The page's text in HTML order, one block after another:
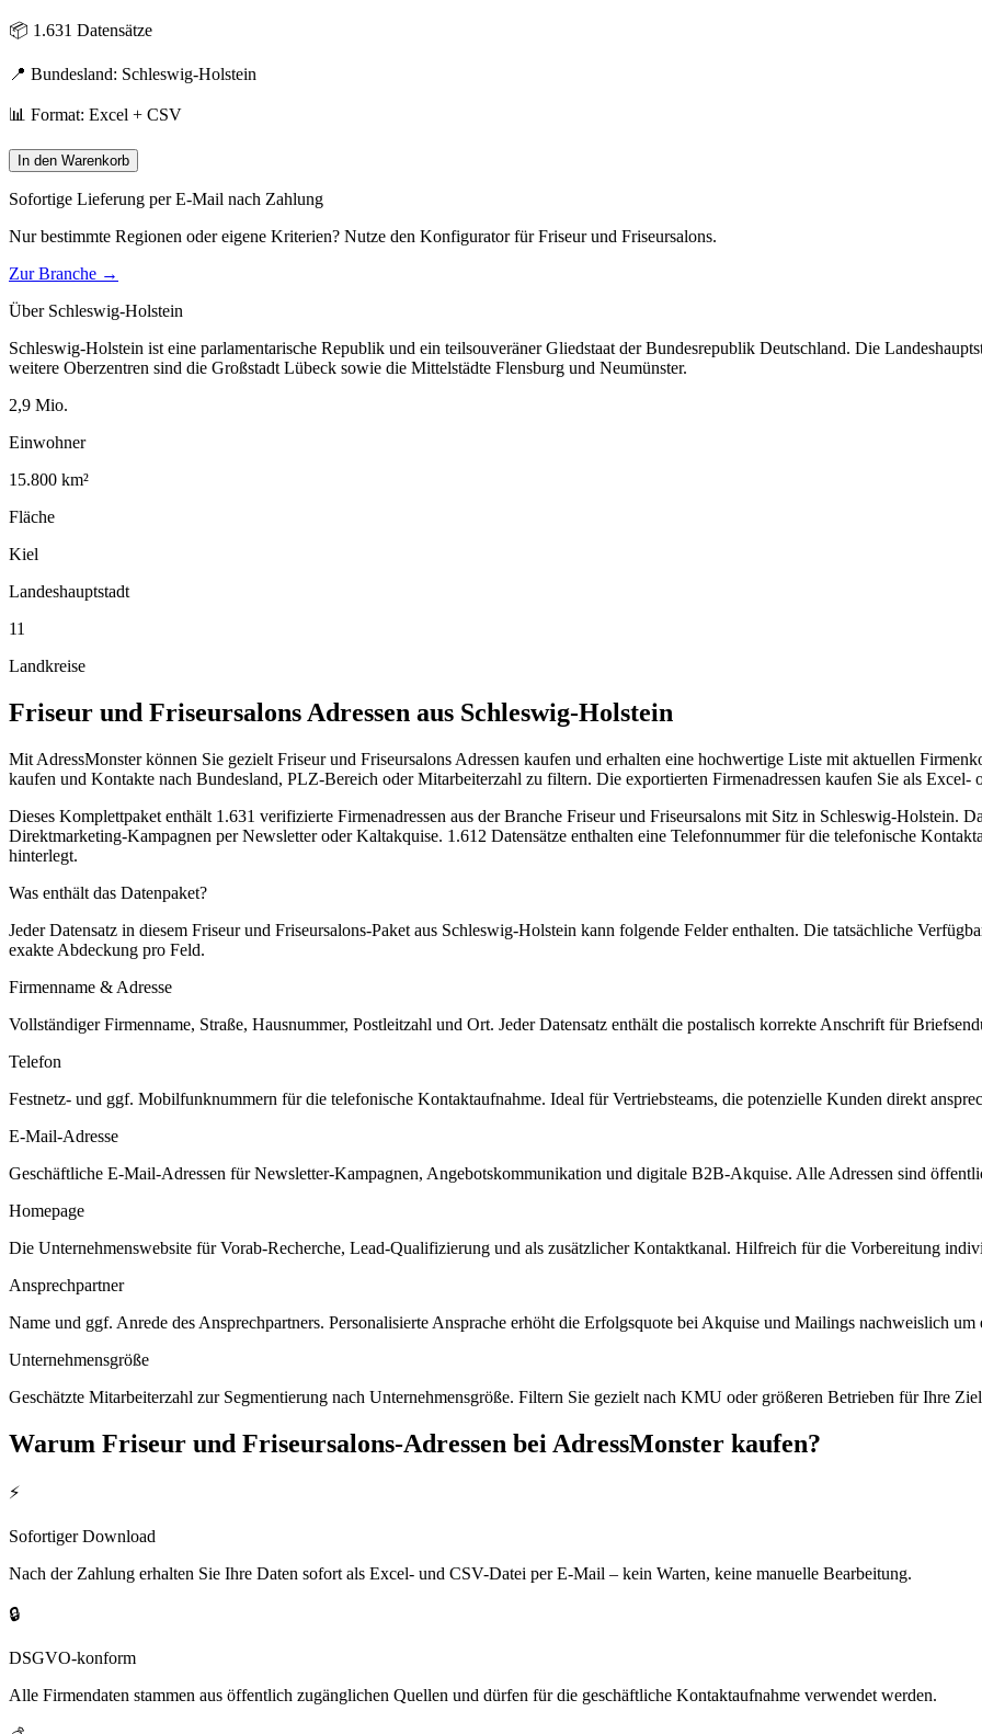
📦 1.631 Datensätze
📍 Bundesland: Schleswig-Holstein
📊 Format: Excel + CSV
In den Warenkorb
Sofortige Lieferung per E-Mail nach Zahlung
Nur bestimmte Regionen oder eigene Kriterien? Nutze den Konfigurator fürFriseur und Friseursalons.
Zur Branche →
Über Schleswig-Holstein
Schleswig-Holstein ist eine parlamentarische Republik und ein teilsouveräner Gliedstaat der Bundesrepublik Deutschland. Die
weitere Oberzentren sind die Großstadt Lübeck sowie die Mittelstädte Flensburg und Neumünster.
2,9 Mio.
Einwohner
15.800 km²
Fläche
Kiel
Landeshauptstadt
11
Landkreise
Friseur und Friseursalons Adressen aus Schleswig-Holstein
Mit AdressMonster können Sie gezielt Friseur und Friseursalons Adressen kaufen und erhalten eine hochwertige Liste mit aktuellen
kaufen und Kontakte nach Bundesland, PLZ-Bereich oder Mitarbeiterzahl zu filtern. Die exportierten Firmenadressen kaufen Sie als
Dieses Komplettpaket enthält 1.631 verifizierte Firmenadressen aus der Branche Friseur und Friseursalons mit Sitz in Schleswig-Holstein.
Direktmarketing-Kampagnen per Newsletter oder Kaltakquise. 1.612 Datensätze enthalten eine Telefonnummer für die telefonische
hinterlegt.
Was enthält das Datenpaket?
Jeder Datensatz in diesem Friseur und Friseursalons-Paket aus Schleswig-Holstein kann folgende Felder enthalten. Die tatsächliche
exakte Abdeckung pro Feld.
Firmenname & Adresse
Vollständiger Firmenname, Straße, Hausnummer, Postleitzahl und Ort. Jeder Datensatz enthält die postalisch korrekte Anschrift für
Telefon
Festnetz- und ggf. Mobilfunknummern für die telefonische Kontaktaufnahme. Ideal für Vertriebsteams, die potenzielle Kunden direkt
E-Mail-Adresse
Geschäftliche E-Mail-Adressen für Newsletter-Kampagnen, Angebotskommunikation und digitale B2B-Akquise. Alle Adressen sind
Homepage
Die Unternehmenswebsite für Vorab-Recherche, Lead-Qualifizierung und als zusätzlicher Kontaktkanal. Hilfreich für die Vorbereitung
Ansprechpartner
Name und ggf. Anrede des Ansprechpartners. Personalisierte Ansprache erhöht die Erfolgsquote bei Akquise und Mailings nachweislich um
Unternehmensgröße
Geschätzte Mitarbeiterzahl zur Segmentierung nach Unternehmensgröße. Filtern Sie gezielt nach KMU oder größeren Betrieben für Ihre
Warum Friseur und Friseursalons-Adressen bei AdressMonster kaufen?
⚡
Sofortiger Download
Nach der Zahlung erhalten Sie Ihre Daten sofort als Excel- und CSV-Datei per E-Mail – kein Warten, keine manuelle Bearbeitung.
🔒
DSGVO-konform
Alle Firmendaten stammen aus öffentlich zugänglichen Quellen und dürfen für die geschäftliche Kontaktaufnahme verwendet werden.